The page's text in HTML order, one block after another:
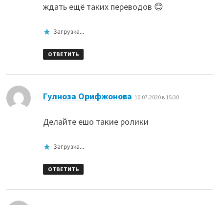
ждать ещё таких переводов 😊
Загрузка...
ОТВЕТИТЬ
Гулноза Орифжонова 10.07.2020 в 15:30
Делайте ешо такие ролики
Загрузка...
ОТВЕТИТЬ